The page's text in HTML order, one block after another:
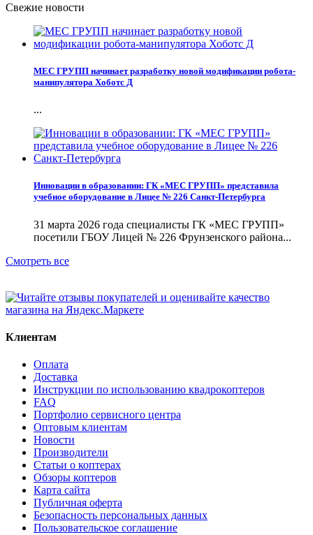
Свежие новости
МЕС ГРУПП начинает разработку новой модификации робота-
манипулятора Хоботс Д
...
Инновации в образовании: ГК «МЕС ГРУПП» представила
учебное оборудование в Лицее № 226 Санкт-Петербурга
31 марта 2026 года специалисты ГК «МЕС ГРУПП»
посетили ГБОУ Лицей № 226 Фрунзенского района...
Смотреть все
Клиентам
Оплата
Доставка
Инструкции по использованию квадрокоптеров
FAQ
Портфолио сервисного центра
Оптовым клиентам
Новости
Производители
Статьи о коптерах
Обзоры коптеров
Карта сайта
Публичная оферта
Безопасность персональных данных
Пользовательское соглашение